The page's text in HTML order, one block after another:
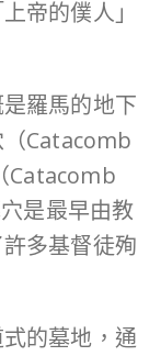
帝的僕人」
羅馬的地下
Catacomb
Catacomb
是最早由教
多基督徒殉
的墓地，通